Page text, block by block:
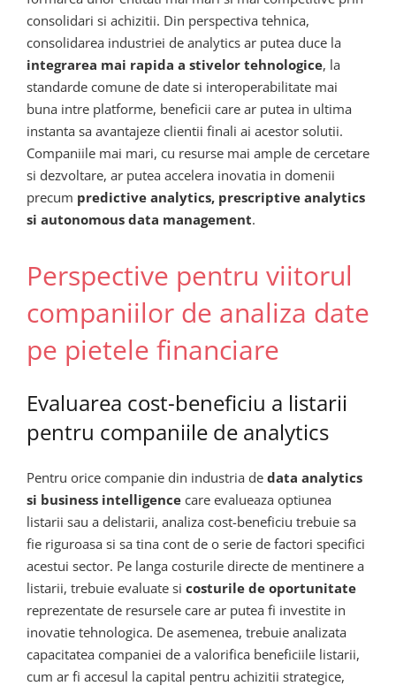
consolidari si achizitii. Din perspectiva tehnica,
consolidarea industriei de analytics ar putea duce la
integrarea mai rapida a stivelor tehnologice, la
standarde comune de date si interoperabilitate mai
buna intre platforme, beneficii care ar putea in ultima
instanta sa avantajeze clientii finali ai acestor solutii.
Companiile mai mari, cu resurse mai ample de cercetare
si dezvoltare, ar putea accelera inovatia in domenii
precum predictive analytics, prescriptive analytics
si autonomous data management.
Perspective pentru viitorul
companiilor de analiza date
pe pietele financiare
Evaluarea cost-beneficiu a listarii
pentru companiile de analytics
Pentru orice companie din industria de data analytics
si business intelligence care evalueaza optiunea
listarii sau a delistarii, analiza cost-beneficiu trebuie sa
fie riguroasa si sa tina cont de o serie de factori specifici
acestui sector. Pe langa costurile directe de mentinere a
listarii, trebuie evaluate si costurile de oportunitate
reprezentate de resursele care ar putea fi investite in
inovatie tehnologica. De asemenea, trebuie analizata
capacitatea companiei de a valorifica beneficiile listarii,
cum ar fi accesul la capital pentru achizitii strategice,